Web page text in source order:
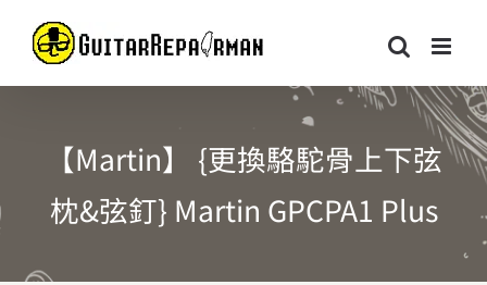
【Martin】 {更換駱駝骨上下弦
枕&弦釘} Martin GPCPA1 Plus